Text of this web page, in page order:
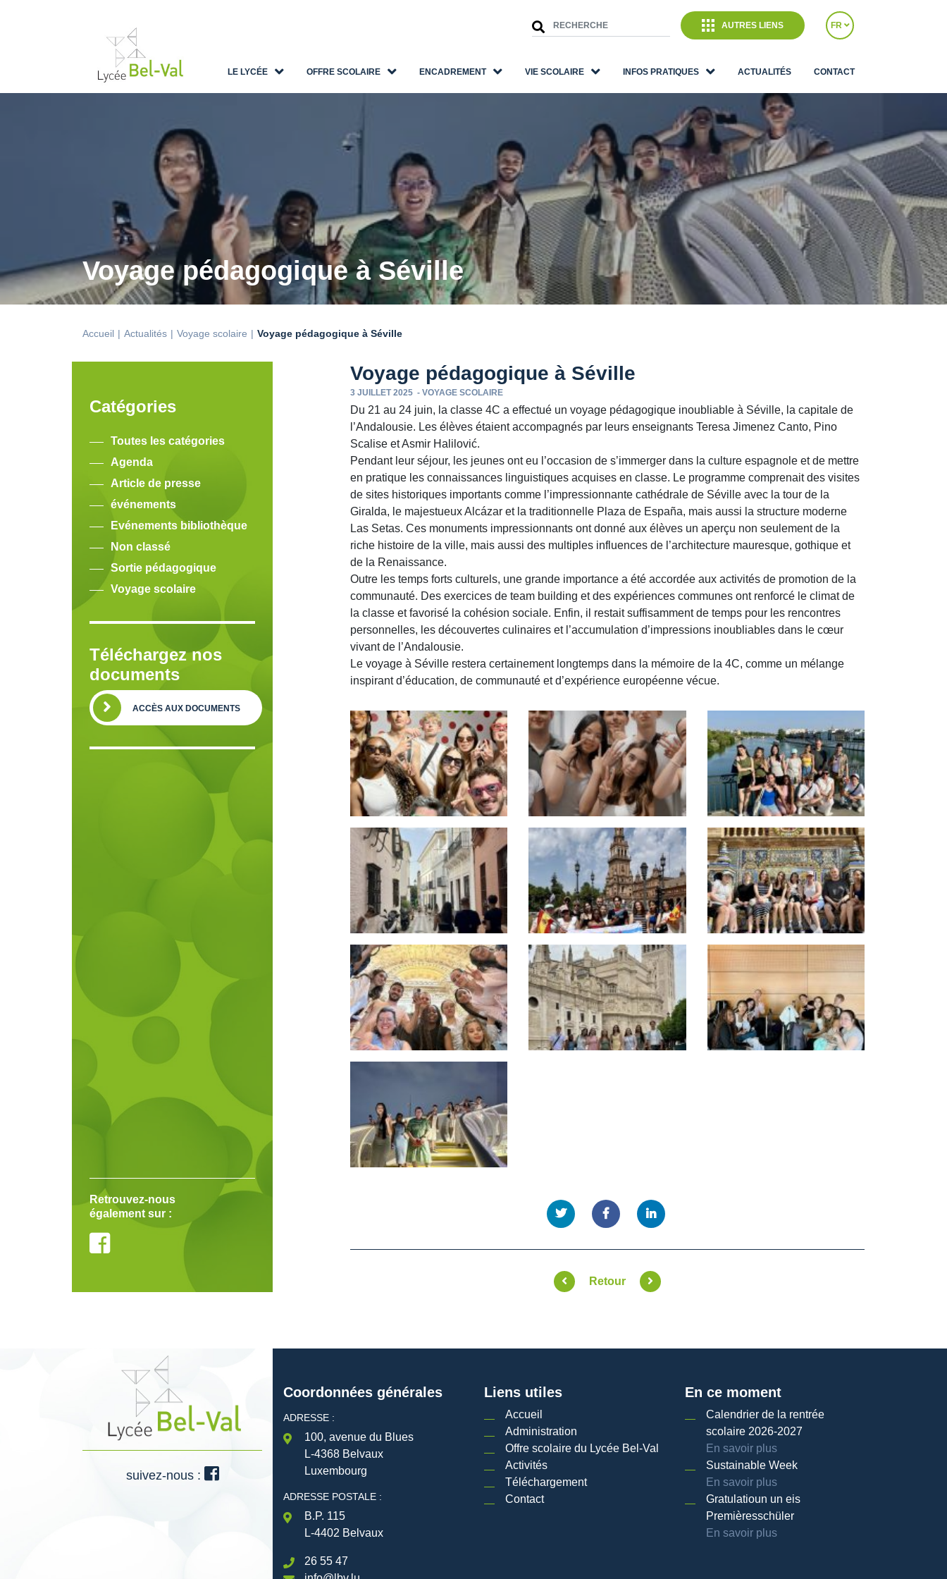
AUTRES LIENS FR
LE LYCÉE OFFRE SCOLAIRE ENCADREMENT VIE SCOLAIRE INFOS PRATIQUES ACTUALITÉS CONTACT
Voyage pédagogique à Séville
Accueil Actualités Voyage scolaire Voyage pédagogique à Séville
Voyage pédagogique à Séville
3 JUILLET 2025 - VOYAGE SCOLAIRE
Du 21 au 24 juin, la classe 4C a effectué un voyage pédagogique inoubliable à Séville, la capitale de
l’Andalousie. Les élèves étaient accompagnés par leurs enseignants Teresa Jimenez Canto, Pino
Scalise et Asmir Halilović.
Pendant leur séjour, les jeunes ont eu l’occasion de s’immerger dans la culture espagnole et de mettre
en pratique les connaissances linguistiques acquises en classe. Le programme comprenait des visites
de sites historiques importants comme l’impressionnante cathédrale de Séville avec la tour de la
Giralda, le majestueux Alcázar et la traditionnelle Plaza de España, mais aussi la structure moderne
Las Setas. Ces monuments impressionnants ont donné aux élèves un aperçu non seulement de la
riche histoire de la ville, mais aussi des multiples influences de l’architecture mauresque, gothique et
de la Renaissance.
Outre les temps forts culturels, une grande importance a été accordée aux activités de promotion de la
communauté. Des exercices de team building et des expériences communes ont renforcé le climat de
la classe et favorisé la cohésion sociale. Enfin, il restait suffisamment de temps pour les rencontres
personnelles, les découvertes culinaires et l’accumulation d’impressions inoubliables dans le cœur
vivant de l’Andalousie.
Le voyage à Séville restera certainement longtemps dans la mémoire de la 4C, comme un mélange
inspirant d’éducation, de communauté et d’expérience européenne vécue.
Retour
Catégories
Toutes les catégories
Agenda
Article de presse
événements
Evénements bibliothèque
Non classé
Sortie pédagogique
Voyage scolaire
Téléchargez nos
documents
ACCÈS AUX DOCUMENTS
Retrouvez-nous
également sur :
suivez-nous :
Coordonnées générales
ADRESSE :
100, avenue du Blues
L-4368 Belvaux
Luxembourg
ADRESSE POSTALE :
B.P. 115
L-4402 Belvaux
26 55 47
Liens utiles
Accueil
Administration
Offre scolaire du Lycée Bel-Val
Activités
Téléchargement
Contact
En ce moment
Calendrier de la rentrée
scolaire 2026-2027
En savoir plus
Sustainable Week
En savoir plus
Gratulatioun un eis
Premièresschüler
En savoir plus